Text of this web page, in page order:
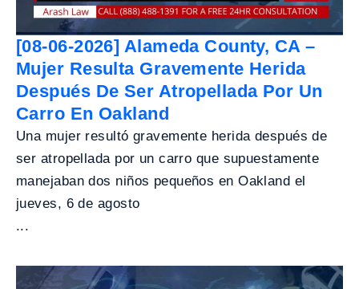
[08-06-2026] Alameda County, CA –
Mujer Resulta Gravemente Herida
Después De Ser Atropellada Por Un
Carro En Oakland
Una mujer resultó gravemente herida después de
ser atropellada por un carro que supuestamente
manejaban dos niños pequeños en Oakland el
jueves, 6 de agosto
...